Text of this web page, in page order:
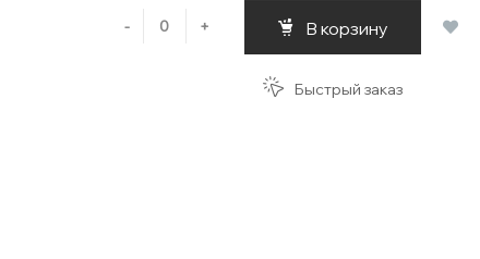
- + В корзину
Быстрый заказ